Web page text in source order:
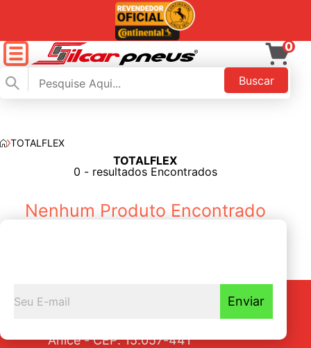
Buscar
0
TOTALFLEX
TOTALFLEX
0 - resultados Encontrados
Nenhum Produto Encontrado
Enviar
Av. Tarraf, 2570/2580 - Jardim
Anice - CEP: 15.057-441